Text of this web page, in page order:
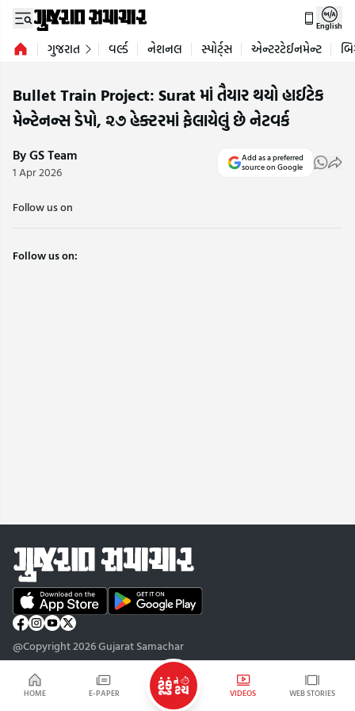
HOME E-PAPER VIDEOS WEB STORIES
English
ગુજરાત વર્લ્ડ નેશનલ સ્પોર્ટ્સ એન્ટરટેઈનમેન્ટ
Bullet Train Project: Surat માં તૈયાર થયો હાઈટેક
મેન્ટેનન્સ ડેપો, ૨૭ હેક્ટરમાં ફેલાયેલું છે નેટવર્ક
By GS Team
1 Apr 2026
Add as a preferred
source on Google
Follow us on
Follow us on:
@Copyright 2026 Gujarat Samachar